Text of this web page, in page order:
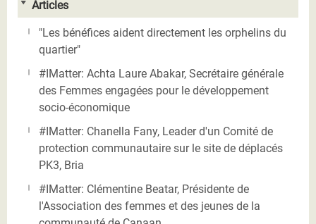
Articles
"Les bénéfices aident directement les orphelins du
quartier"
#IMatter: Achta Laure Abakar, Secrétaire générale
des Femmes engagées pour le développement
socio-économique
#IMatter: Chanella Fany, Leader d'un Comité de
protection communautaire sur le site de déplacés
PK3, Bria
#IMatter: Clémentine Beatar, Présidente de
l'Association des femmes et des jeunes de la